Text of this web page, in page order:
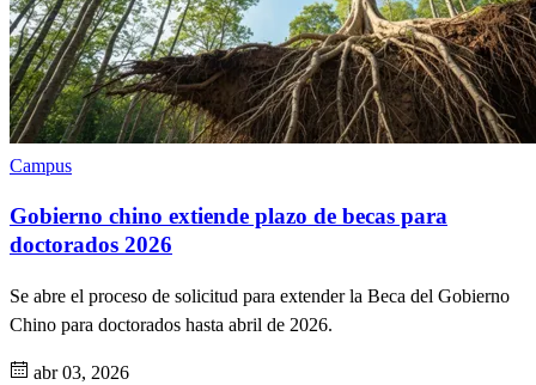
Campus
Gobierno chino extiende plazo de becas para
doctorados 2026
Se abre el proceso de solicitud para extender la Beca del Gobierno
Chino para doctorados hasta abril de 2026.
abr 03, 2026